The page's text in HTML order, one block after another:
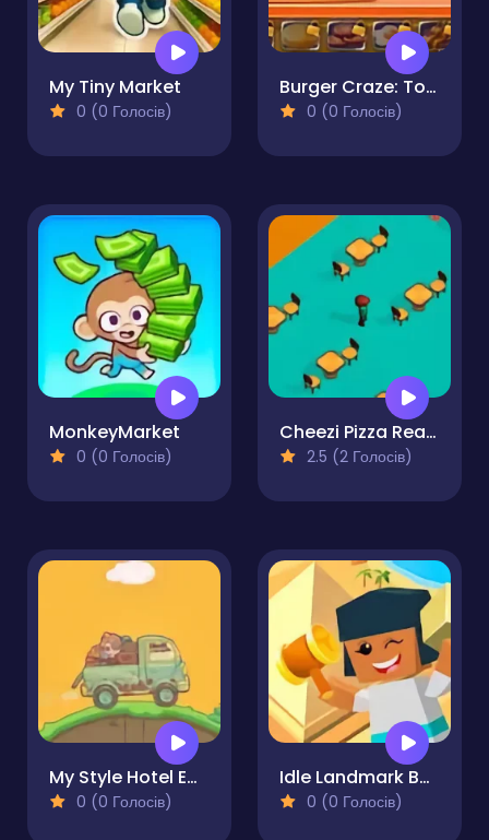
My Tiny Market
0 (0 Голосів)
Burger Craze: Top Burger Shop
0 (0 Голосів)
MonkeyMarket
0 (0 Голосів)
Cheezi Pizza Ready
2.5 (2 Голосів)
My Style Hotel Empire
0 (0 Голосів)
Idle Landmark Builder
0 (0 Голосів)